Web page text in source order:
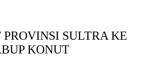
SULTRA KE
KONUT